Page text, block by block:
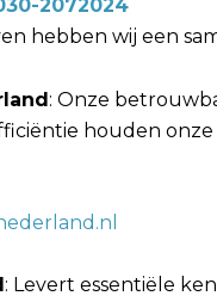
2072024
hebben wij een
: Onze
houden
: Levert essentiële